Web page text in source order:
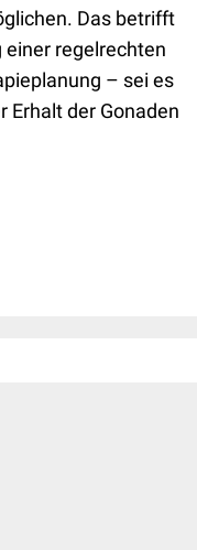
Das betrifft
regelrechten
– sei es
Erhalt der Gonaden